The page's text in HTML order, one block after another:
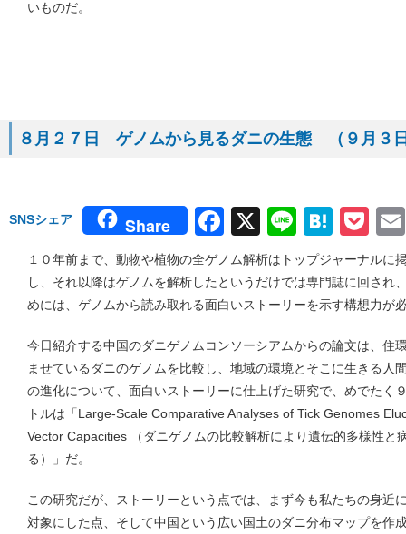
いものだ。
８月２７日 ゲノムから見るダニの生態 （９月３
SNSシェア Share Facebook
X Line
１０年前まで、動物や植物の全ゲノム解析はトップジャーナルに
し、それ以降はゲノムを解析したというだけでは専門誌に回され
めには、ゲノムから読み取れる面白いストーリーを示す構想力が
今日紹介する中国のダニゲノムコンソーシアムからの論文は、住
ませているダニのゲノムを比較し、地域の環境とそこに生きる人
の進化について、面白いストーリーに仕上げた研究で、めでたく
トルは「Large-Scale Comparative Analyses of Tick Genomes
Vector Capacities （ダニゲノムの比較解析により遺伝的多様性と
る）」だ。
この研究だが、ストーリーという点では、まず今も私たちの身近
対象にした点、そして中国という広い国土のダニ分布マップを作